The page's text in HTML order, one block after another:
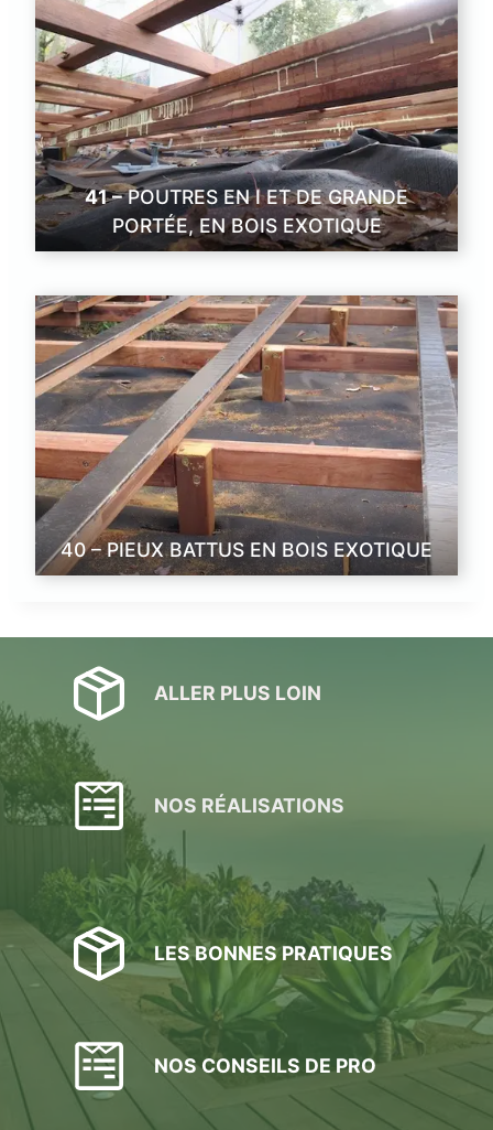
41 –POUTRES EN I ET DE GRANDE
PORTÉE, EN BOIS EXOTIQUE
40 – PIEUX BATTUS EN BOIS EXOTIQUE
ALLER PLUS LOIN
NOS RÉALISATIONS
LES BONNES PRATIQUES
NOS CONSEILS DE PRO